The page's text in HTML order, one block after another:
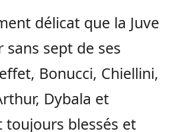
délicat que la Juve
sept de ses
Bonucci, Chiellini,
Dybala et
toujours blessés et